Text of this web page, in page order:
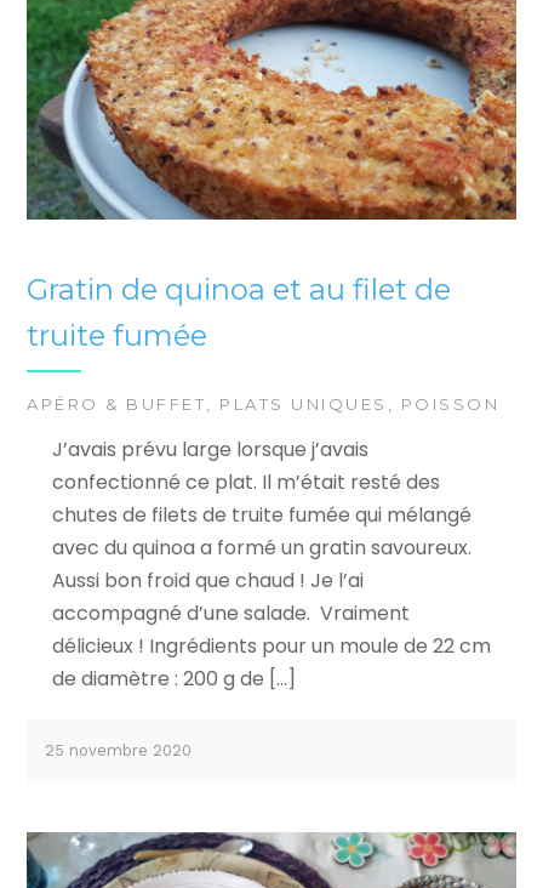
Gratin de quinoa et au filet de
truite fumée
APÉRO & BUFFET, PLATS UNIQUES , POISSON
J’avais prévu large lorsque j’avais
confectionné ce plat. Il m’était resté des
chutes de filets de truite fumée qui mélangé
avec du quinoa a formé un gratin savoureux.
Aussi bon froid que chaud ! Je l’ai
accompagné d’une salade. Vraiment
délicieux ! Ingrédients pour un moule de 22 cm
de diamètre : 200 g de […]
25 novembre 2020